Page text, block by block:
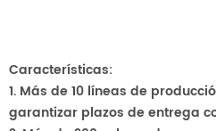
Características:
1. Más de 10 líneas de
garantizar plazos de entrega